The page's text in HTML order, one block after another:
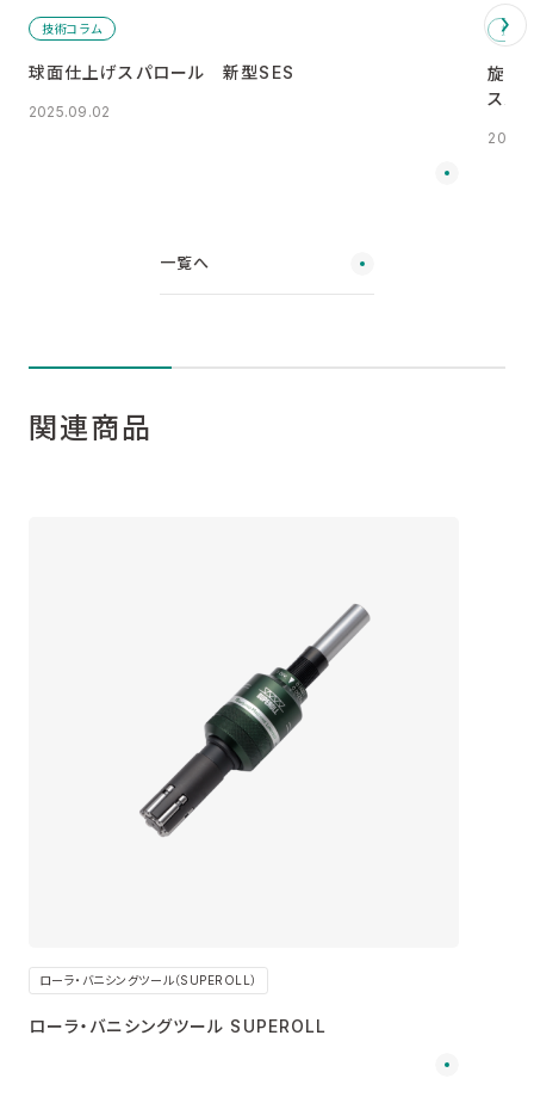
技術コラム
球面仕上げスパロール 新型SES
2025.09.02
技術
旋盤
スパ
一覧へ
関連商品
ローラ・バニシングツール（SUPEROLL）
ローラ・バニシングツール SUPEROLL